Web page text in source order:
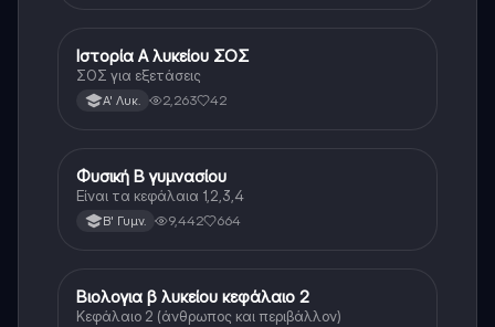
Ιστορία
Ιστορία Α λυκείου ΣΟΣ
ΣΟΣ για εξετάσεις
Α' Λυκ. 2,263 42
Φυσική
Φυσική Β γυμνασίου
Είναι τα κεφάλαια 1,2,3,4
Β' Γυμν. 9,442 664
Βιολογία
Βιολογια β λυκείου κεφάλαιο 2
Κεφάλαιο 2 (άνθρωπος και περιβάλλον)